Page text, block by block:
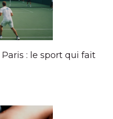
: le sport qui fait